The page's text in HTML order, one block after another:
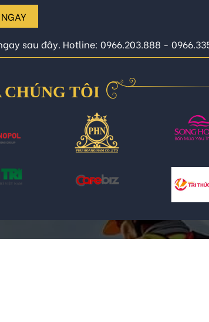
sau đây. Hotline: 0966.203.888 -
TÔI